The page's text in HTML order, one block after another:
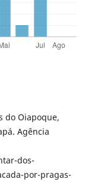
do Oiapoque,
Agência
dos-
por-pragas-